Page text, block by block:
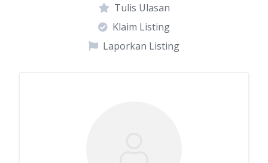
Tulis Ulasan
Klaim Listing
Laporkan Listing